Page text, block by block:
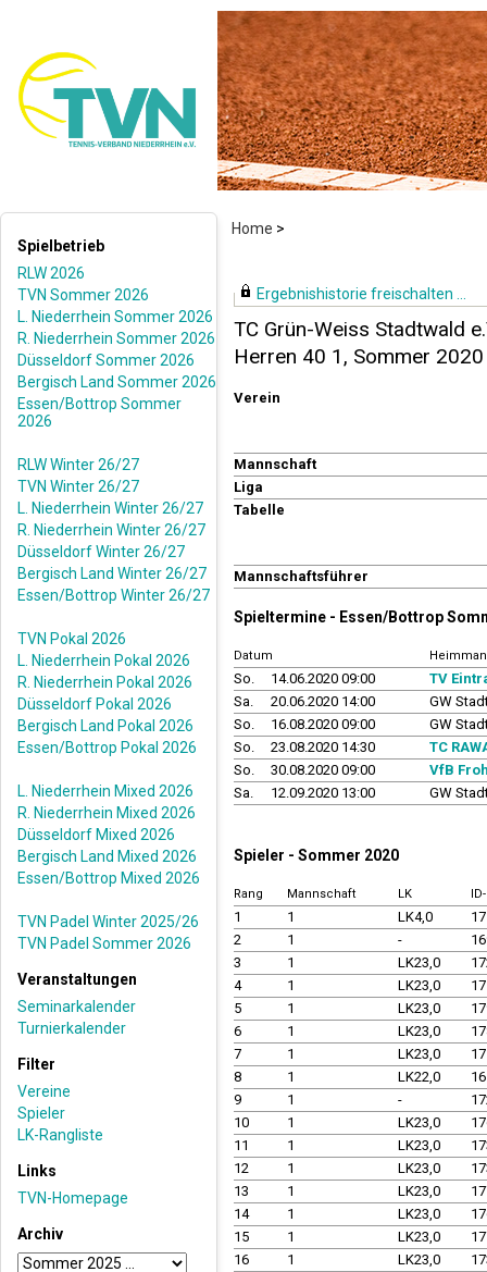
Home >
Spielbetrieb
RLW 2026
TVN Sommer 2026
L. Niederrhein Sommer 2026
R. Niederrhein Sommer 2026
Düsseldorf Sommer 2026
Bergisch Land Sommer 2026
Essen/Bottrop Sommer
2026
RLW Winter 26/27
TVN Winter 26/27
L. Niederrhein Winter 26/27
R. Niederrhein Winter 26/27
Düsseldorf Winter 26/27
Bergisch Land Winter 26/27
Essen/Bottrop Winter 26/27
TVN Pokal 2026
L. Niederrhein Pokal 2026
R. Niederrhein Pokal 2026
Düsseldorf Pokal 2026
Bergisch Land Pokal 2026
Essen/Bottrop Pokal 2026
L. Niederrhein Mixed 2026
R. Niederrhein Mixed 2026
Düsseldorf Mixed 2026
Bergisch Land Mixed 2026
Essen/Bottrop Mixed 2026
TVN Padel Winter 2025/26
TVN Padel Sommer 2026
Veranstaltungen
Seminarkalender
Turnierkalender
Filter
Vereine
Spieler
LK-Rangliste
Links
TVN-Homepage
Archiv
Ergebnishistorie freischalten ...
TC Grün-Weiss Stadtwald
Herren 40 1, Sommer 2020
Verein
Mannschaft
Liga
Tabelle
Mannschaftsführer
Spieltermine - Essen/Bottrop
Datum
So. 14.06.2020 09:00
TV
Sa.
20.06.2020 14:00
GW
So.
16.08.2020 09:00
GW
So.
23.08.2020 14:30
TC
So.
30.08.2020 09:00
VfB
Sa.
12.09.2020 13:00 GW
Spieler - Sommer 2020
Rang Mannschaft LK
1 1 LK4,0
2
1 -
3
1 LK23,0
4
1 LK23,0
5
1 LK23,0
6
1 LK23,0
7
1 LK23,0
8
1 LK22,0
9
1 -
10
1 LK23,0
11
1 LK23,0
12
1 LK23,0
13
1 LK23,0
14
1 LK23,0
15
1 LK23,0
16
1 LK23,0